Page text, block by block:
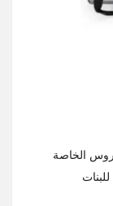
الخاصة